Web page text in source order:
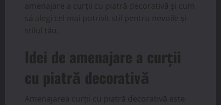
amenajare a curții cu piatră decorativă și cum
să alegi cel mai potrivit stil pentru nevoile și
stilul tău.
Idei de amenajare a curții
cu piatră decorativă
Amenajarea curții cu piatră decorativă este